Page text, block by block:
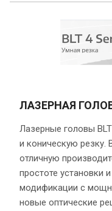
ЛАЗЕРНАЯ
Лазерные головы
и коническую резку.
отличную
простоте установки
модификации c
новые оптические